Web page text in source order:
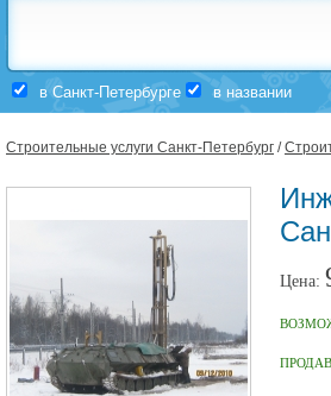
в Санкт-Петербурге в названии
Строительные услуги Санкт-Петербург /
Цена: